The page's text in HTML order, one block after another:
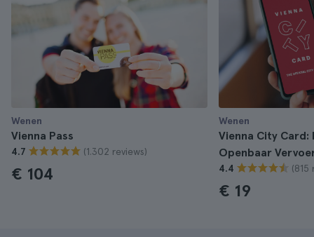
Wenen
Vienna Pass
4.7 (1.302 reviews)
€ 104
Wenen
Vienna City
Openbaar
4.4 (815
€ 19